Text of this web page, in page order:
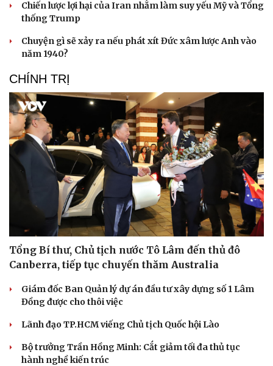
Chiến lược lợi hại của Iran nhằm làm suy yếu Mỹ và Tổng
thống Trump
Chuyện gì sẽ xảy ra nếu phát xít Đức xâm lược Anh vào
năm 1940?
CHÍNH TRỊ
Tổng Bí thư, Chủ tịch nước Tô Lâm đến thủ đô
Canberra, tiếp tục chuyến thăm Australia
Giám đốc Ban Quản lý dự án đầu tư xây dựng số 1 Lâm
Đồng được cho thôi việc
Lãnh đạo TP.HCM viếng Chủ tịch Quốc hội Lào
Bộ trưởng Trần Hồng Minh: Cắt giảm tối đa thủ tục
hành nghề kiến trúc